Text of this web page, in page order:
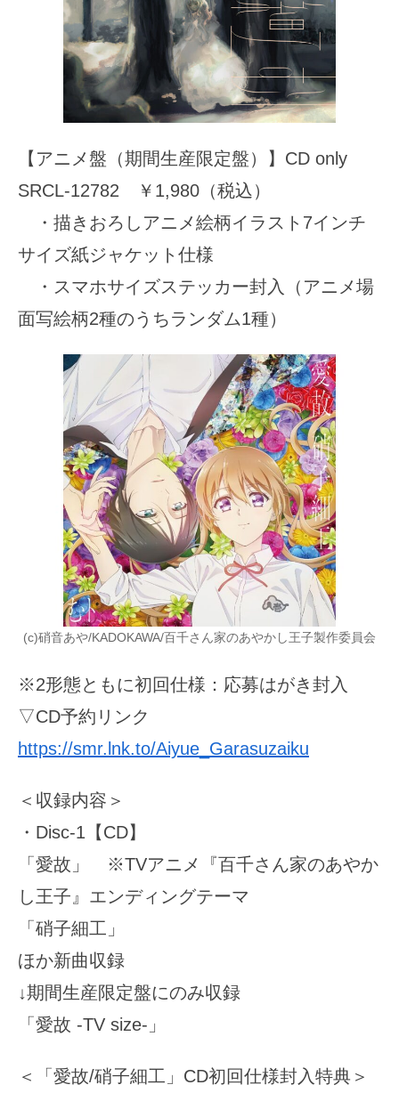
【アニメ盤（期間生産限定盤）】CD only
SRCL-12782 ￥1,980（税込）
・描きおろしアニメ絵柄イラスト7インチ
サイズ紙ジャケット仕様
・スマホサイズステッカー封入（アニメ場
面写絵柄2種のうちランダム1種）
(c)硝音あや/KADOKAWA/百千さん家のあやかし王子製作委員会
※2形態ともに初回仕様：応募はがき封入
▽CD予約リンク
https://smr.lnk.to/Aiyue_Garasuzaiku
＜収録内容＞
・Disc-1【CD】
「愛故」 ※TVアニメ『百千さん家のあやか
し王子』エンディングテーマ
「硝子細工」
ほか新曲収録
↓期間生産限定盤にのみ収録
「愛故 -TV size-」
＜「愛故/硝子細工」CD初回仕様封入特典＞